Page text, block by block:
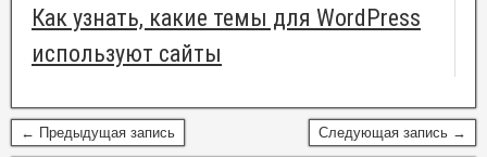
Как узнать, какие темы для WordPress
используют сайты
← Предыдущая запись Следующая запись →